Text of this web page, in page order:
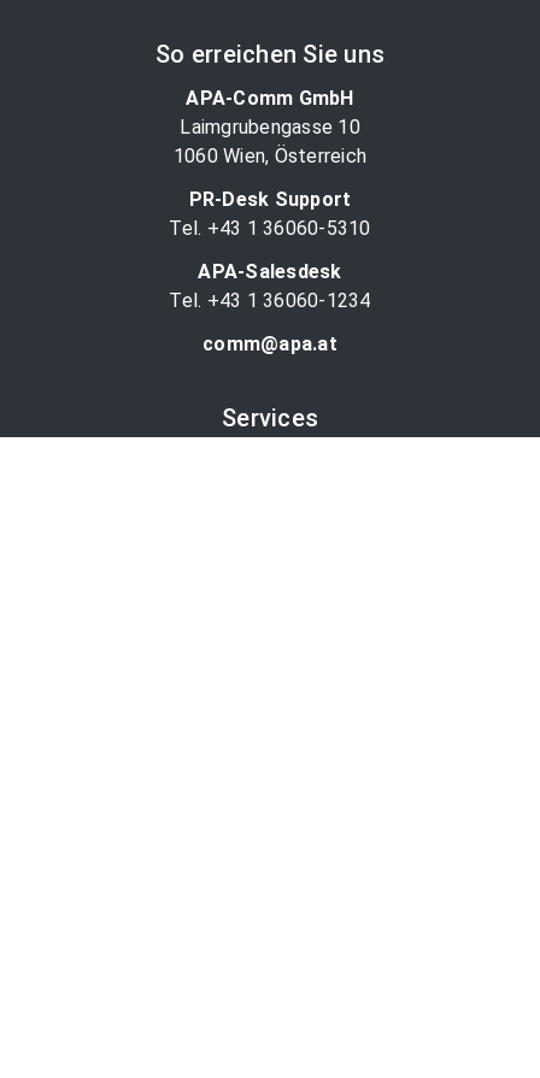
So erreichen Sie uns
APA-Comm GmbH
Laimgrubengasse 10
1060 Wien, Österreich
PR-Desk Support
Tel. +43 1 36060-5310
APA-Salesdesk
Tel. +43 1 36060-1234
comm@apa.at
Services